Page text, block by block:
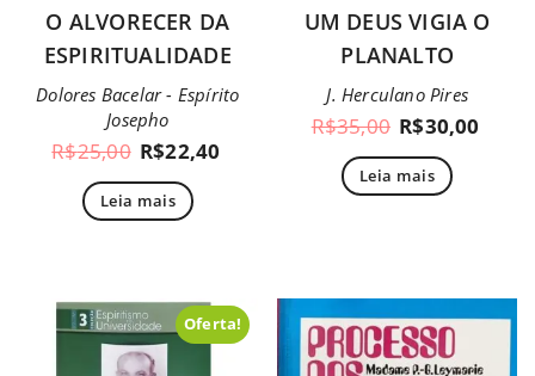
O ALVORECER DA
ESPIRITUALIDADE
Dolores Bacelar - Espírito
Josepho
R$25,00 R$22,40
Leia mais
UM DEUS VIGIA O
PLANALTO
J. Herculano Pires
R$35,00 R$30,00
Leia mais
Oferta!